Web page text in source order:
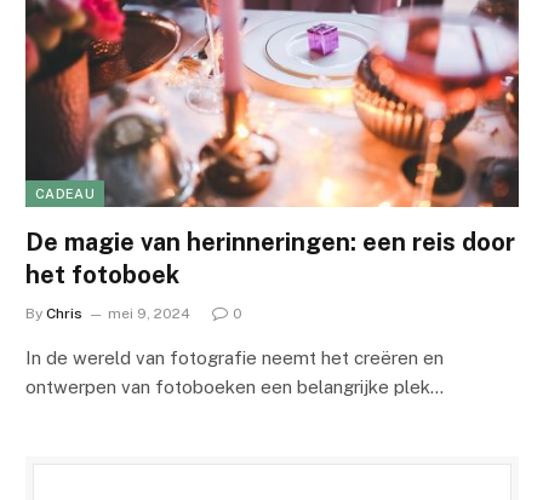
CADEAU
De magie van herinneringen: een reis door
het fotoboek
By Chris mei 9, 2024 0
In de wereld van fotografie neemt het creëren en
ontwerpen van fotoboeken een belangrijke plek…